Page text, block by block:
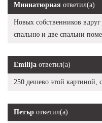
Миниатюрная ответил(а)
Новых собственников
спальню и две спальни
Emilija ответил(а)
250 дешево этой картиной,
Петър ответил(а)